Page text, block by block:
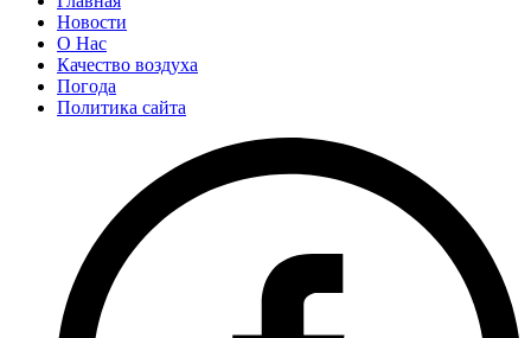
Новости
О Нас
Качество воздуха
Погода
Политика сайта